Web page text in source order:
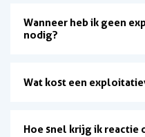
Wanneer heb ik geen
nodig?
Wat kost een
Hoe snel krijg ik reactie